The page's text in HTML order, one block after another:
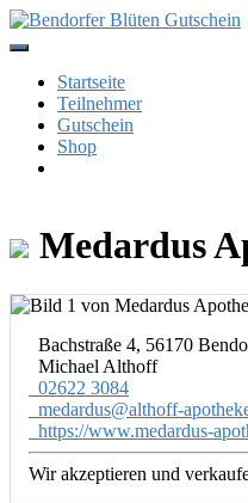
Skip
to
Startseite
Teilnehmer
Gutschein
Shop
Medardus
Bachstraße 4, 56170
Michael Althoff
02622 3084
medardus@althoff-
https://www.medardus-
Wir akzeptieren und